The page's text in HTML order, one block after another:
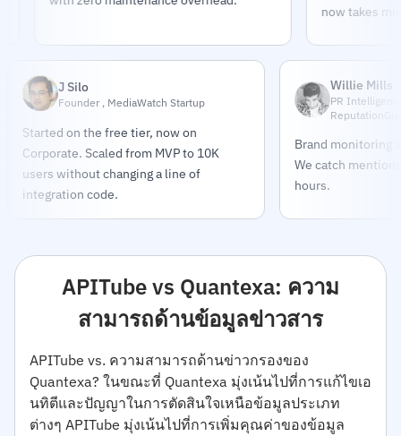
now takes minutes.
J Silo
Founder , MediaWatch Startup
Started on the free tier, now on
Corporate. Scaled from MVP to 10K
users without changing a line of
integration code.
Willie Mills
PR
Brand monitoring
We catch
hours.
APITube vs Quantexa: ความ
สามารถด้านข้อมูลข่าวสาร
APITube vs. ความสามารถด้านข่าวกรองของ
Quantexa? ในขณะที่ Quantexa มุ่งเน้นไปที่การแก้ไขเอ
นทิตีและปัญญาในการตัดสินใจเหนือข้อมูลประเภท
ต่างๆ APITube มุ่งเน้นไปที่การเพิ่มคุณค่าของข้อมูล